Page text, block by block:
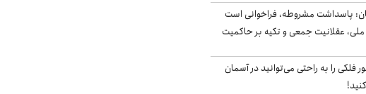
پاسداشت مشروطه، فراخوانی است
ملی، عقلانیت جمعی و تکیه بر حاکمیت
فلکی را به راحتی می‌توانید در آسمان